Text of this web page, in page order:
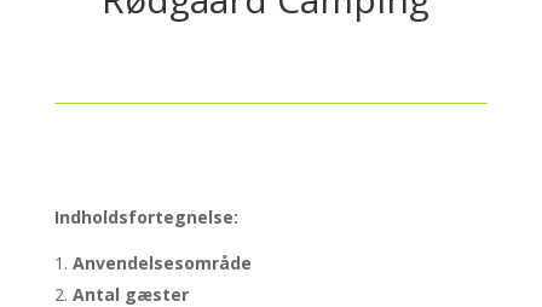
Indholdsfortegnelse:
Anvendelsesområde
Antal gæster